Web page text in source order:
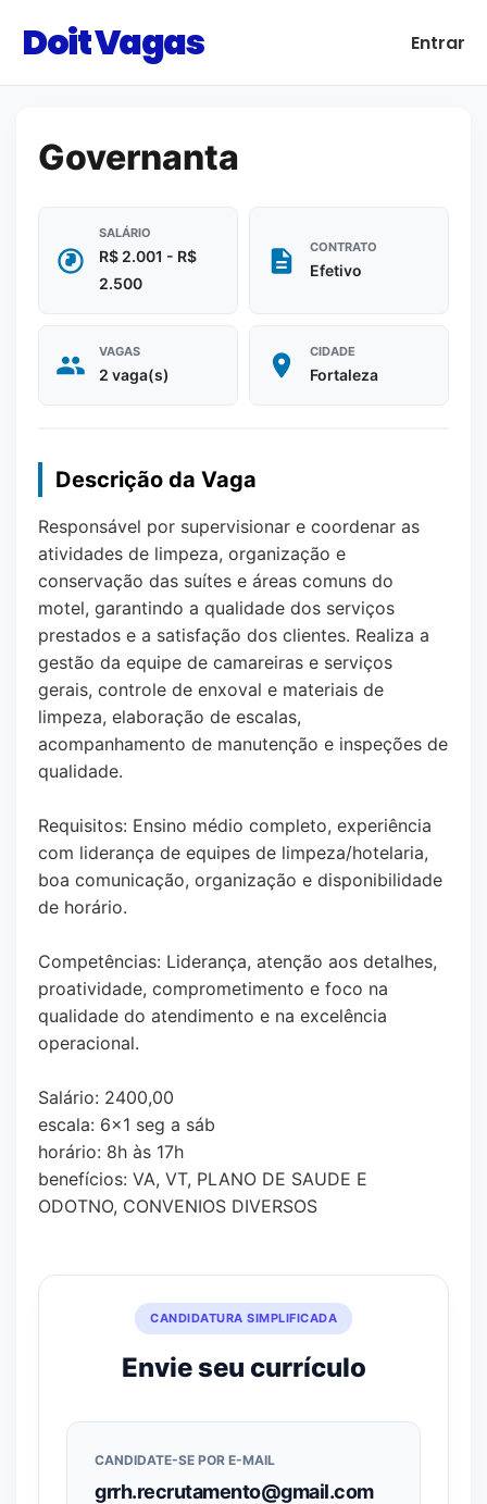
Doit Vagas Entrar
Governanta
SALÁRIO
R$ 2.001 - R$
2.500
CONTRATO
Efetivo
VAGAS
2 vaga(s)
CIDADE
Fortaleza
Descrição da Vaga
Responsável por supervisionar e coordenar as
atividades de limpeza, organização e
conservação das suítes e áreas comuns do
motel, garantindo a qualidade dos serviços
prestados e a satisfação dos clientes. Realiza a
gestão da equipe de camareiras e serviços
gerais, controle de enxoval e materiais de
limpeza, elaboração de escalas,
acompanhamento de manutenção e inspeções de
qualidade.
Requisitos: Ensino médio completo, experiência
com liderança de equipes de limpeza/hotelaria,
boa comunicação, organização e disponibilidade
de horário.
Competências: Liderança, atenção aos detalhes,
proatividade, comprometimento e foco na
qualidade do atendimento e na excelência
operacional.
Salário: 2400,00
escala: 6x1 seg a sáb
horário: 8h às 17h
benefícios: VA, VT, PLANO DE SAUDE E
ODOTNO, CONVENIOS DIVERSOS
CANDIDATURA SIMPLIFICADA
Envie seu currículo
CANDIDATE-SE POR E-MAIL
grrh.recrutamento@gmail.com